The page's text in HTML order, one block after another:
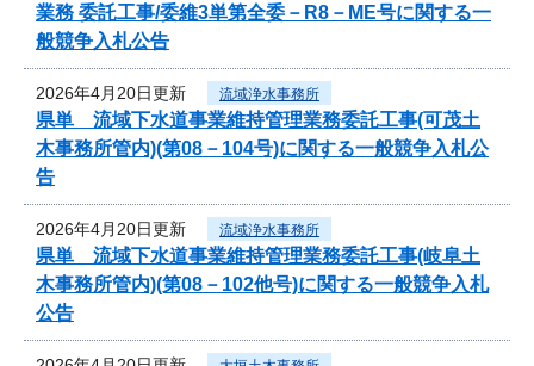
業務 委託工事/委維3単第全委－R8－ME号に関する一
般競争入札公告
2026年4月20日更新 流域浄水事務所
県単 流域下水道事業維持管理業務委託工事(可茂土
木事務所管内)(第08－104号)に関する一般競争入札公
告
2026年4月20日更新 流域浄水事務所
県単 流域下水道事業維持管理業務委託工事(岐阜土
木事務所管内)(第08－102他号)に関する一般競争入札
公告